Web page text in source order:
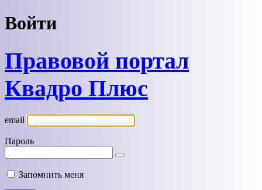
Войти
Правовой портал
Квадро Плюс
email
Пароль
Запомнить меня